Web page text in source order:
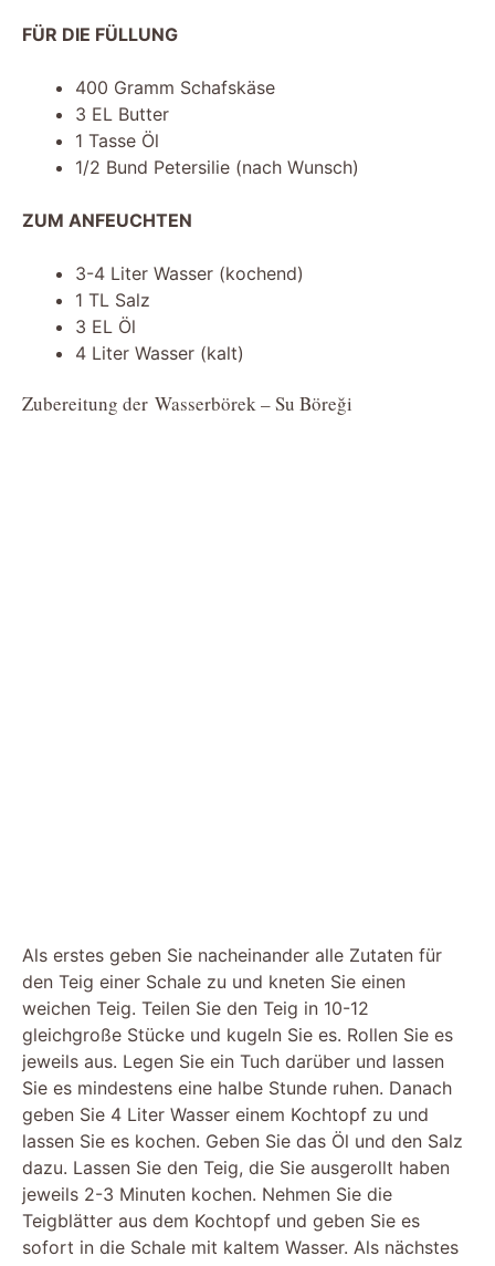
FÜR DIE FÜLLUNG
400 Gramm Schafskäse
3 EL Butter
1 Tasse Öl
1/2 Bund Petersilie (nach Wunsch)
ZUM ANFEUCHTEN
3-4 Liter Wasser (kochend)
1 TL Salz
3 EL Öl
4 Liter Wasser (kalt)
Zubereitung der Wasserbörek – Su Böreği
Als erstes geben Sie nacheinander alle Zutaten für
den Teig einer Schale zu und kneten Sie einen
weichen Teig. Teilen Sie den Teig in 10-12
gleichgroße Stücke und kugeln Sie es. Rollen Sie es
jeweils aus. Legen Sie ein Tuch darüber und lassen
Sie es mindestens eine halbe Stunde ruhen. Danach
geben Sie 4 Liter Wasser einem Kochtopf zu und
lassen Sie es kochen. Geben Sie das Öl und den Salz
dazu. Lassen Sie den Teig, die Sie ausgerollt haben
jeweils 2-3 Minuten kochen. Nehmen Sie die
Teigblätter aus dem Kochtopf und geben Sie es
sofort in die Schale mit kaltem Wasser. Als nächstes